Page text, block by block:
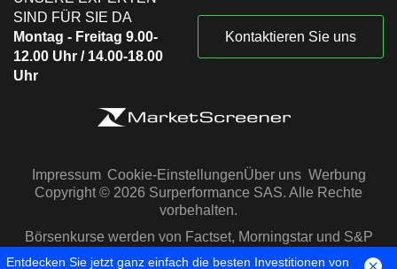
SIND FÜR SIE DA
Montag - Freitag 9.00-
12.00 Uhr / 14.00-18.00
Uhr
Kontaktieren Sie uns
Impressum Cookie-EinstellungenÜber uns Werbung
Copyright © 2026 Surperformance SAS. Alle Rechte
vorbehalten.
Börsenkurse werden von Factset, Morningstar und S&P
Capital IQ zur Verfügung gestellt
Entdecken Sie jetzt ganz einfach die besten Investitionen von